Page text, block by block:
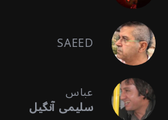
SAEED
عباس
سلیمی آنگیل